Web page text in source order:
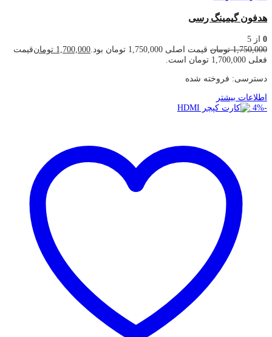
هدفون گیمینگ رسی
0 از 5
1,750,000 تومان قیمت اصلی 1,750,000 تومان بود. 1,700,000 تومانقیمت
فعلی 1,700,000 تومان است.
دسترسی: فروخته شده
اطلاعات بیشتر
-
4%